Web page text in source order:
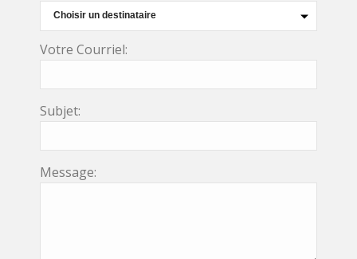
Votre Courriel:
Subjet:
Message: